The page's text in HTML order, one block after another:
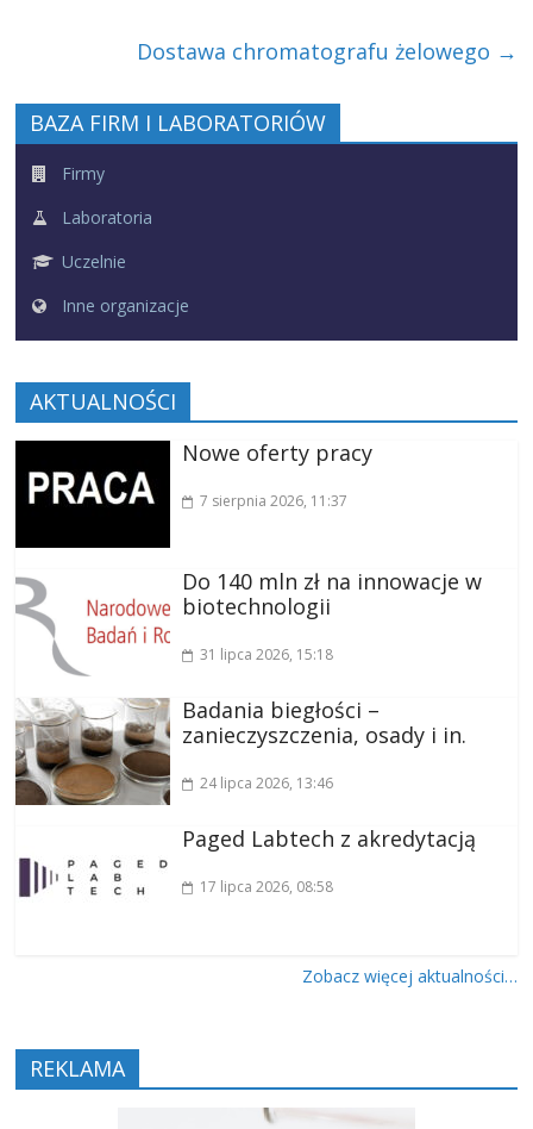
Dostawa chromatografu żelowego →
BAZA FIRM I LABORATORIÓW
Firmy
Laboratoria
Uczelnie
Inne organizacje
AKTUALNOŚCI
Nowe oferty pracy
7 sierpnia 2026, 11:37
Do 140 mln zł na innowacje w
biotechnologii
31 lipca 2026, 15:18
Badania biegłości –
zanieczyszczenia, osady i in.
24 lipca 2026, 13:46
Paged Labtech z akredytacją
17 lipca 2026, 08:58
Zobacz więcej aktualności…
REKLAMA